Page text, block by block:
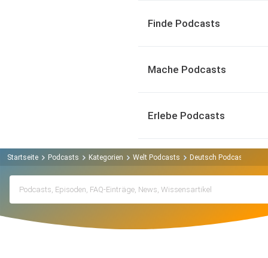
Finde Podcasts
Mache Podcasts
Erlebe Podcasts
Startseite Podcasts Kategorien Welt Podcasts Deutsch Podcasts